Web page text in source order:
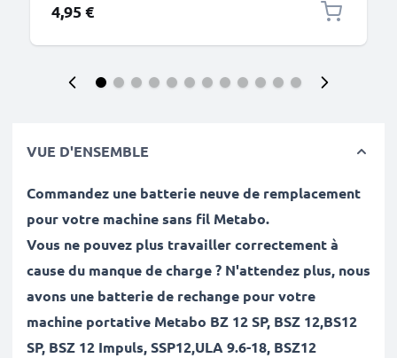
4,95 €
VUE D'ENSEMBLE
Commandez une batterie neuve de remplacement
pour votre machine sans fil Metabo.
Vous ne pouvez plus travailler correctement à
cause du manque de charge ? N'attendez plus, nous
avons une batterie de rechange pour votre
machine portative Metabo BZ 12 SP, BSZ 12,BS12
SP, BSZ 12 Impuls, SSP12,ULA 9.6-18, BSZ12